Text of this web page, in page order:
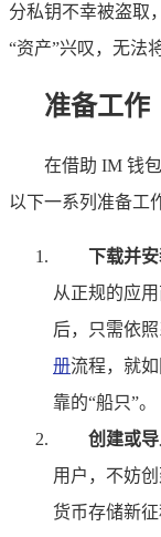
分私钥不幸被盗取
“资产”兴叹，无法
准备工作
在借助 IM 钱
以下一系列准备工
下载并
从正规的应
后，只需依
册流程，就
靠的“船只”。
创建或
用户，不妨
货币存储新